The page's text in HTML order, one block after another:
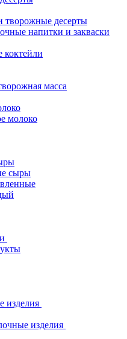
творожные десерты
напитки и закваски
масса
молоко
сыры
изделия
изделия